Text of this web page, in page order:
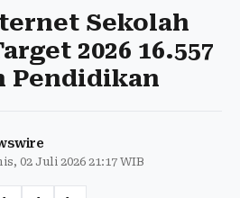
Sekolah
2026 16.557
Pendidikan
02 Juli 2026 21:17 WIB